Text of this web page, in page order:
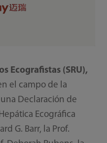
Ecografistas (SRU),
el campo de la
Declaración de
Ecográfica
G. Barr, la Prof.